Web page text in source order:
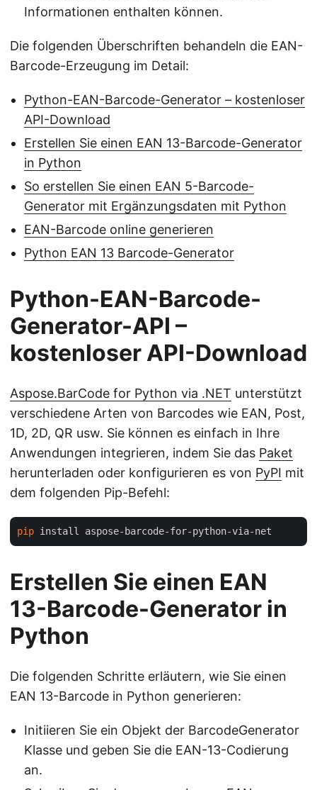
Informationen enthalten können.
Die folgenden Überschriften behandeln die EAN-
Barcode-Erzeugung im Detail:
Python-EAN-Barcode-Generator – kostenloser
API-Download
Erstellen Sie einen EAN 13-Barcode-Generator
in Python
So erstellen Sie einen EAN 5-Barcode-
Generator mit Ergänzungsdaten mit Python
EAN-Barcode online generieren
Python EAN 13 Barcode-Generator
Python-EAN-Barcode-
Generator-API –
kostenloser API-Download
Aspose.BarCode for Python via .NET unterstützt
verschiedene Arten von Barcodes wie EAN, Post,
1D, 2D, QR usw. Sie können es einfach in Ihre
Anwendungen integrieren, indem Sie das Paket
herunterladen oder konfigurieren es von PyPI mit
dem folgenden Pip-Befehl:
pip
Erstellen Sie einen EAN
13-Barcode-Generator in
Python
Die folgenden Schritte erläutern, wie Sie einen
EAN 13-Barcode in Python generieren:
Initiieren Sie ein Objekt der BarcodeGenerator
Klasse und geben Sie die EAN-13-Codierung
an.